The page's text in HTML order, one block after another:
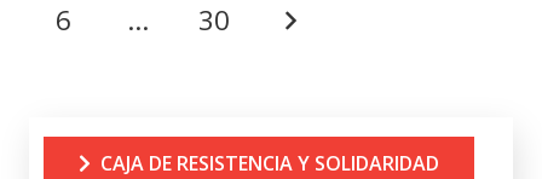
6 … 30
CAJA DE RESISTENCIA Y SOLIDARIDAD